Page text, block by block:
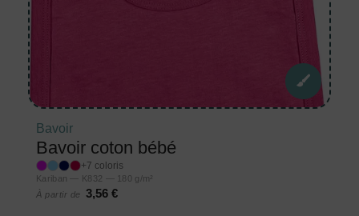
Bavoir
Bavoir coton bébé
+7 coloris
Kariban — K832 — 180 g/m²
À partir de
3,56 €